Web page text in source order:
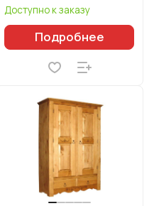
Доступно к заказу
Подробнее